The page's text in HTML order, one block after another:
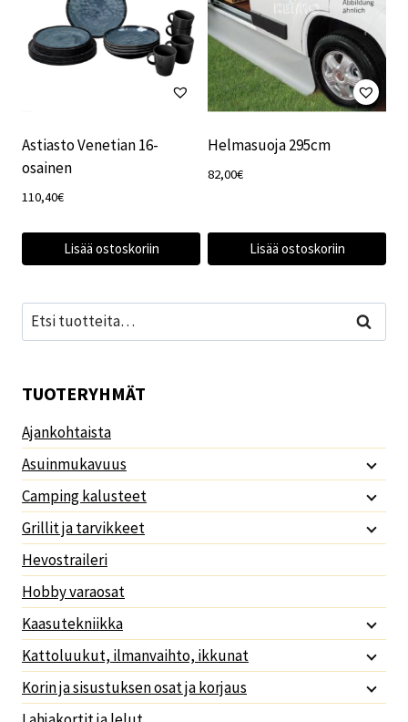
Astiasto Venetian 16-
osainen
110,40€
Lisää ostoskoriin
Helmasuoja 295cm
82,00€
Lisää ostoskoriin
Etsi: Haku
TUOTERYHMÄT
Ajankohtaista
Asuinmukavuus
Camping kalusteet
Grillit ja tarvikkeet
Hevostraileri
Hobby varaosat
Kaasutekniikka
Kattoluukut, ilmanvaihto, ikkunat
Korin ja sisustuksen osat ja korjaus